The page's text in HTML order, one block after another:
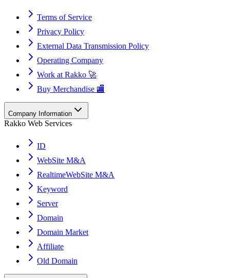
Terms of Service
Privacy Policy
External Data Transmission Policy
Operating Company
Work at Rakko 🚀
Buy Merchandise 🏬
Company Information
Rakko Web Services
ID
WebSite M&A
RealtimeWebSite M&A
Keyword
Server
Domain
Domain Market
Affiliate
Old Domain